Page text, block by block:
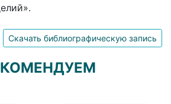
Скачать библиографическую запись